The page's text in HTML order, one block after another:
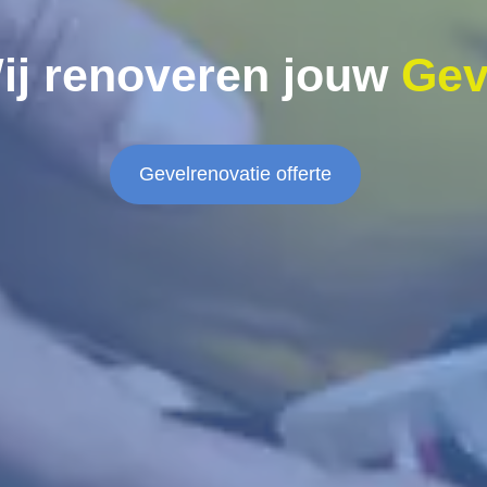
renoveren jouw
Gevelrenovatie offerte